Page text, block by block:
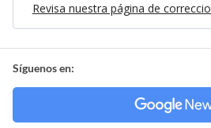
Revisa nuestra página de
Síguenos en: